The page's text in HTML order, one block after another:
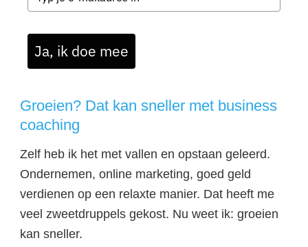
Ja, ik doe mee
Groeien? Dat kan sneller met business
coaching
Zelf heb ik het met vallen en opstaan geleerd.
Ondernemen, online marketing, goed geld
verdienen op een relaxte manier. Dat heeft me
veel zweetdruppels gekost. Nu weet ik: groeien
kan sneller.